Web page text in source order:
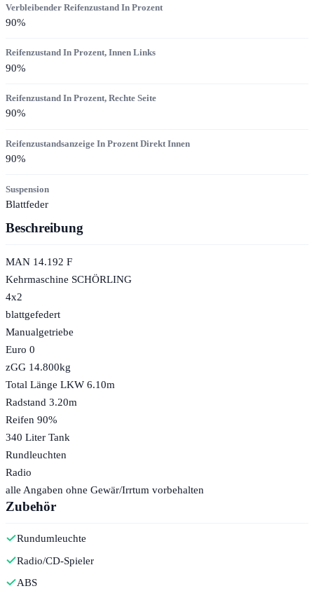
Verbleibender Reifenzustand In Prozent
90%
Reifenzustand In Prozent, Innen Links
90%
Reifenzustand In Prozent, Rechte Seite
90%
Reifenzustandsanzeige In Prozent Direkt Innen
90%
Suspension
Blattfeder
Beschreibung
MAN 14.192 F
Kehrmaschine SCHÖRLING
4x2
blattgefedert
Manualgetriebe
Euro 0
zGG 14.800kg
Total Länge LKW 6.10m
Radstand 3.20m
Reifen 90%
340 Liter Tank
Rundleuchten
Radio
alle Angaben ohne Gewär/Irrtum vorbehalten
Zubehör
Rundumleuchte
Radio/CD-Spieler
ABS